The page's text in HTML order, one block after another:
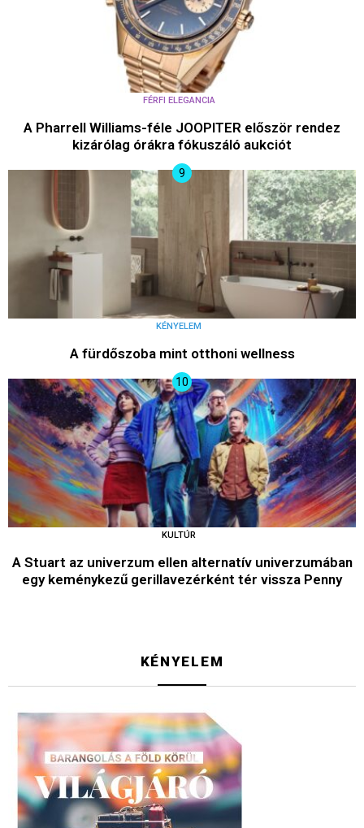
FÉRFI ELEGANCIA
A Pharrell Williams-féle JOOPITER először rendez
kizárólag órákra fókuszáló aukciót
KÉNYELEM
A fürdőszoba mint otthoni wellness
KULTÚR
A Stuart az univerzum ellen alternatív univerzumában
egy keménykezű gerillavezérként tér vissza Penny
KÉNYELEM